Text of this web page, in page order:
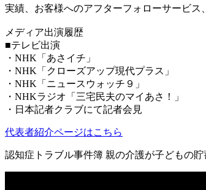
実績、お客様へのアフターフォローサービス
メディア出演履歴
■テレビ出演
・NHK「あさイチ」
・NHK「クローズアップ現代プラス」
・NHK「ニュースウォッチ９」
・NHKラジオ「三宅民夫のマイあさ！」
・日本記者クラブにて記者会見
代表者紹介ページはこちら
認知症トラブル事件簿 親の介護が子どもの貯